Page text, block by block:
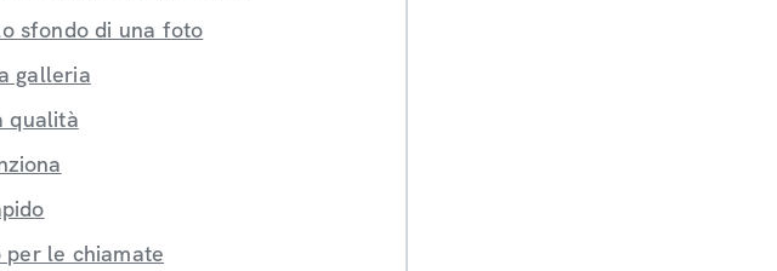
sfondo di una foto
galleria
qualità
le chiamate